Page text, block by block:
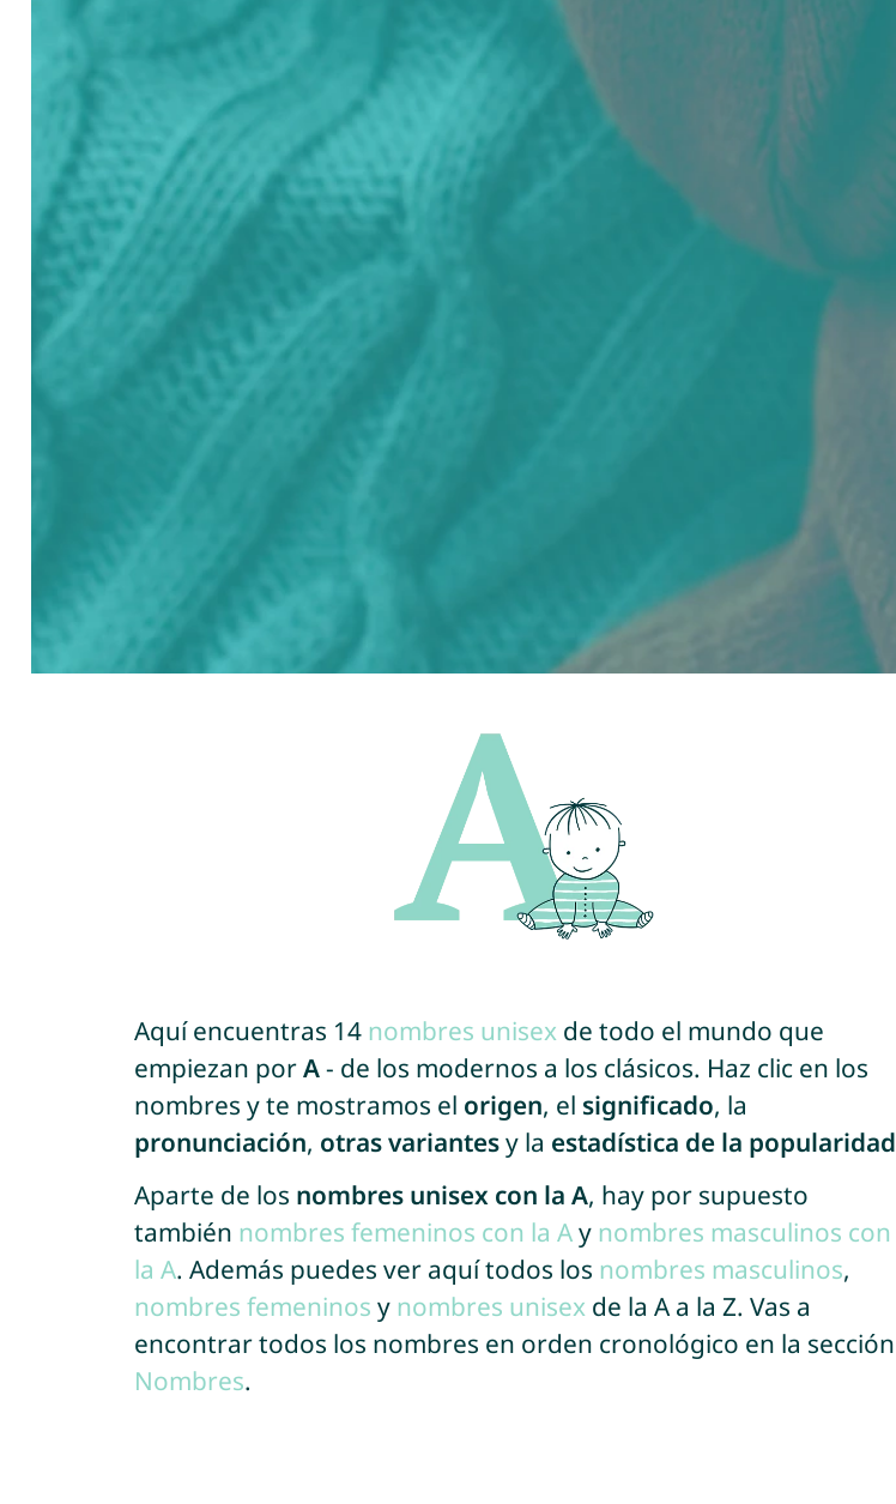
Aquí encuentras 14 nombres unisexde todo el mundo que
empiezan porA- de los modernos a los clásicos. Haz clic en los
nombres y te mostramos el origen, el significado, la
pronunciación, otras variantesy la estadística de la popularidad
Aparte de los nombres unisex con la A, hay por supuesto
también nombres femeninos con la Ay nombres masculinos con
la A. Además puedes ver aquí todos los nombres masculinos,
nombres femeninos y nombres unisexde la A a la Z. Vas a
encontrar todos los nombres en orden cronológico en la sección
Nombres.